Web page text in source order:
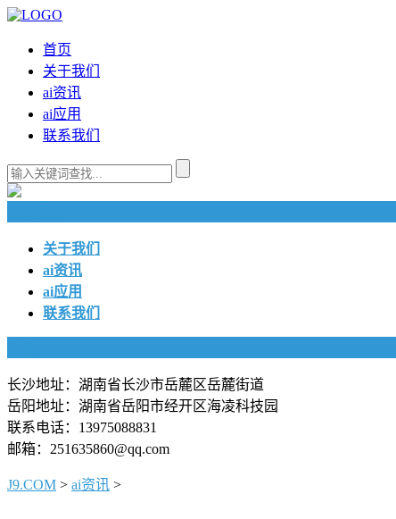
首页
关于我们
ai资讯
ai应用
联系我们
关于我们
ai资讯
ai应用
联系我们
长沙地址：湖南省长沙市岳麓区岳麓街道
岳阳地址：湖南省岳阳市经开区海凌科技园
联系电话：13975088831
邮箱：251635860@qq.com
J9.COM > ai资讯 >